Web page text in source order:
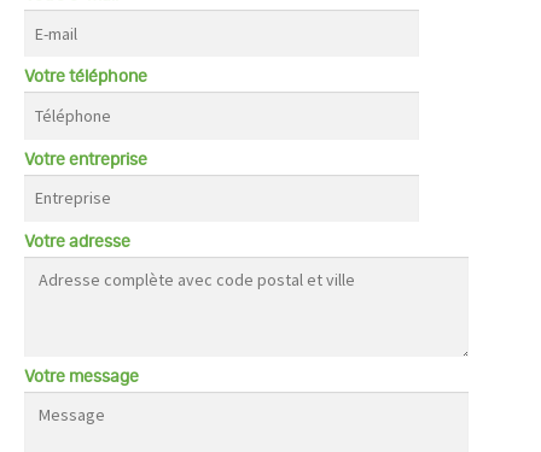
Votre téléphone
Votre entreprise
Votre adresse
Votre message